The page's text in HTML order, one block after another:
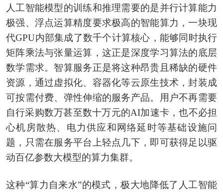
人工智能模型的训练和推理需要的是并行计算能力
极强、浮点运算精度要求极高的智能算力，一块现
代GPU内部集成了数千个计算核心，能够同时执行
矩阵乘法与张量运算，这正是深度学习算法的底层
数学需求。智算服务正是将这种昂贵且稀缺的硬件
资源，通过虚拟化、容器化等云原生技术，封装成
可按需付费、弹性伸缩的服务产品。用户不再需要
自行采购数万甚至数十万元的AI加速卡，也不必担
心机房散热、电力供应和网络延时等基础设施问
题，只需在服务平台上轻点几下，即可获得足以驱
动百亿参数大模型的算力集群。
这种“算力自来水”的模式，极大地降低了人工智能